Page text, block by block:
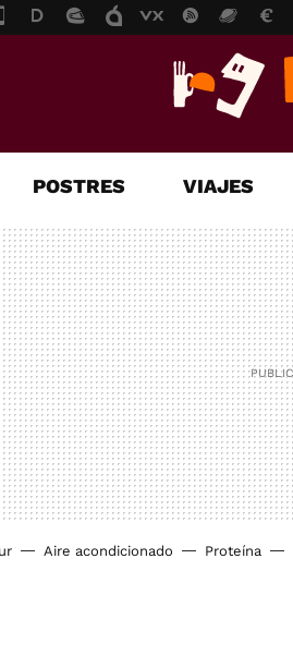
POSTRES VIAJES
Aire acondicionado Proteína